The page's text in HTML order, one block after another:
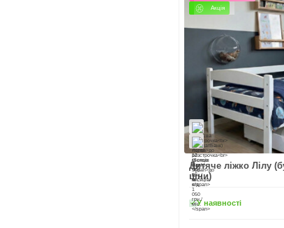
Акція
Дитяче ліжко Лілу
ціни)
У наявності